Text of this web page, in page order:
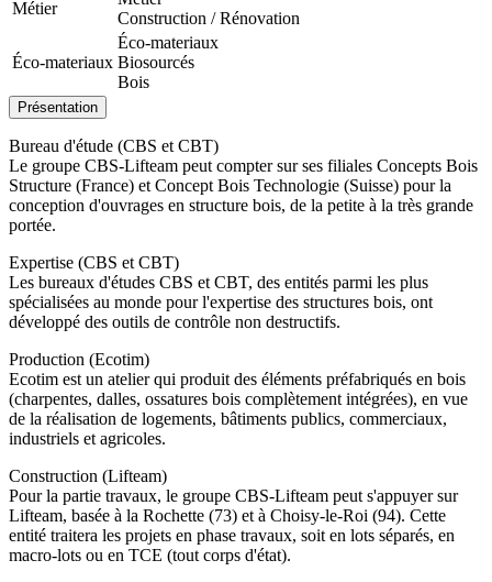
Métier
Construction / Rénovation
Éco-materiaux
Éco-materiaux
Biosourcés
Bois
Présentation
Bureau d'étude (CBS et CBT)
Le groupe CBS-Lifteam peut compter sur ses filiales Concepts Bois
Structure (France) et Concept Bois Technologie (Suisse) pour la
conception d'ouvrages en structure bois, de la petite à la très grande
portée.
Expertise (CBS et CBT)
Les bureaux d'études CBS et CBT, des entités parmi les plus
spécialisées au monde pour l'expertise des structures bois, ont
développé des outils de contrôle non destructifs.
Production (Ecotim)
Ecotim est un atelier qui produit des éléments préfabriqués en bois
(charpentes, dalles, ossatures bois complètement intégrées), en vue
de la réalisation de logements, bâtiments publics, commerciaux,
industriels et agricoles.
Construction (Lifteam)
Pour la partie travaux, le groupe CBS-Lifteam peut s'appuyer sur
Lifteam, basée à la Rochette (73) et à Choisy-le-Roi (94). Cette
entité traitera les projets en phase travaux, soit en lots séparés, en
macro-lots ou en TCE (tout corps d'état).